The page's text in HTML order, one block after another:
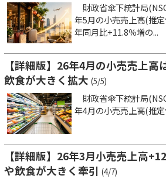
財政省傘下統計局
年5月の小売売上高(推
年同月比+11.8％増の...
【詳細版】26年4月の小売売上高
飲食が大きく拡大 (5/5)
財政省傘下統計局
年4月の小売売上高(推
【詳細版】26年3月小売売上高
や飲食が大きく牽引 (4/7)